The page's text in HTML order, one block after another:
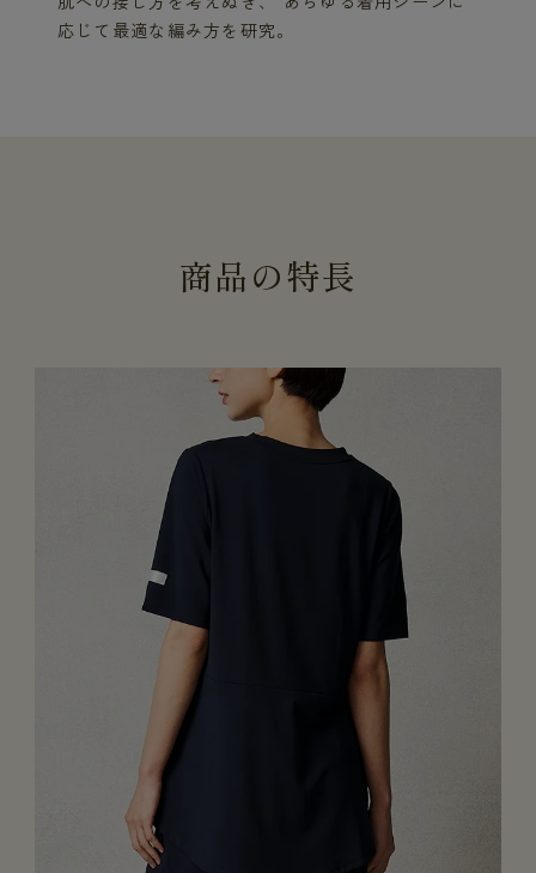
応じて最適な編み方を研究。
商品の特長